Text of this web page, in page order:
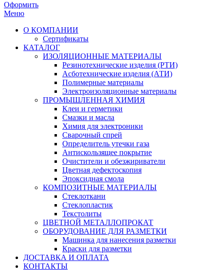
Оформить
Меню
О КОМПАНИИ
Сертификаты
КАТАЛОГ
ИЗОЛЯЦИОННЫЕ МАТЕРИАЛЫ
Резинотехнические изделия (РТИ)
Асботехнические изделия (АТИ)
Полимерные материалы
Электроизоляционные материалы
ПРОМЫШЛЕННАЯ ХИМИЯ
Клеи и герметики
Смазки и масла
Химия для электроники
Сварочный спрей
Определитель утечки газа
Антискользящее покрытие
Очистители и обезжириватели
Цветная дефектоскопия
Эпоксидная смола
КОМПОЗИТНЫЕ МАТЕРИАЛЫ
Стеклоткани
Стеклопластик
Текстолиты
ЦВЕТНОЙ МЕТАЛЛОПРОКАТ
ОБОРУДОВАНИЕ ДЛЯ РАЗМЕТКИ
Машинка для нанесения разметки
Краски для разметки
ДОСТАВКА И ОПЛАТА
КОНТАКТЫ